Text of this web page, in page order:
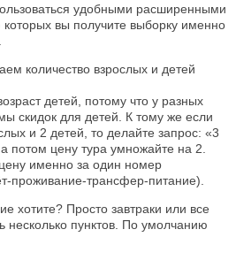
удобными расширенными
вы получите выборку именно
количество взрослых и детей
детей, потому что у разных
скидок для детей. К тому же если
и 2 детей, то делайте запрос: «3
потом цену тура умножайте на 2.
именно за один номер
проживание-трансфер-питание).
хотите? Просто завтраки или все
пунктов. По умолчанию